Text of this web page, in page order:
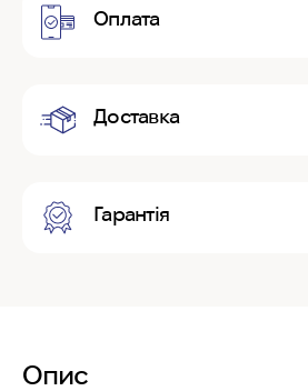
Оплата
Доставка
Гарантія
Опис